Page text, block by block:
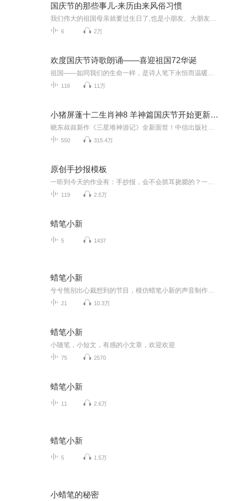
国庆节的那些事儿-来历由来风俗习惯
6 2万
欢度国庆节诗歌朗诵——喜迎祖国72华诞
116 11万
小猪屏蓬十二生肖神8 羊神篇国庆节开始更新啦！
550 315.4万
原创手抄报模板
119 2.5万
蜡笔小新
5 1437
蜡笔小新
21 10.3万
蜡笔小新
小随笔，小短文，有感的小文章，欢迎欢迎
75 2570
蜡笔小新
11 2.6万
蜡笔小新
5 1.5万
小蜡笔的秘密